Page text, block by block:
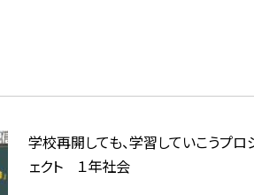
学校再開しても、学習していこうプロ
ェクト １年社会